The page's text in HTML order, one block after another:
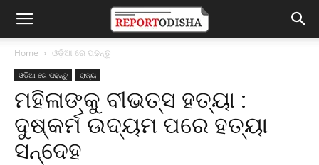
Home ଓଡ଼ିଆ ରେ ପଢନ୍ତୁ
ଓଡ଼ିଆ ରେ ପଢନ୍ତୁ ରାଜ୍ୟ
ମହିଳାଙ୍କୁ ବୀଭତ୍ସ ହତ୍ୟା :
ଦୁଷ୍କର୍ମ ଉଦ୍ୟମ ପରେ ହତ୍ୟା
ସନ୍ଦେହ